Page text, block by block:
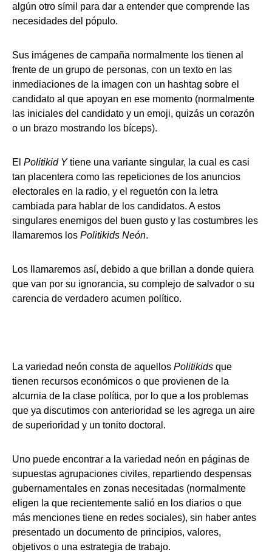
algún otro símil para dar a entender que comprende las
necesidades del pópulo.
Sus imágenes de campaña normalmente los tienen al
frente de un grupo de personas, con un texto en las
inmediaciones de la imagen con un hashtag sobre el
candidato al que apoyan en ese momento (normalmente
las iniciales del candidato y un emoji, quizás un corazón
o un brazo mostrando los bíceps).
El Politikid Ytiene una variante singular, la cual es casi
tan placentera como las repeticiones de los anuncios
electorales en la radio, y el reguetón con la letra
cambiada para hablar de los candidatos. A estos
singulares enemigos del buen gusto y las costumbres les
llamaremos los Politikids Neón.
Los llamaremos así, debido a que brillan a donde quiera
que van por su ignorancia, su complejo de salvador o su
carencia de verdadero acumen político.
La variedad neón consta de aquellos Politikids que
tienen recursos económicos o que provienen de la
alcurnia de la clase política, por lo que a los problemas
que ya discutimos con anterioridad se les agrega un aire
de superioridad y un tonito doctoral.
Uno puede encontrar a la variedad neón en páginas de
supuestas agrupaciones civiles, repartiendo despensas
gubernamentales en zonas necesitadas (normalmente
eligen la que recientemente salió en los diarios o que
más menciones tiene en redes sociales), sin haber antes
presentado un documento de principios, valores,
objetivos o una estrategia de trabajo.